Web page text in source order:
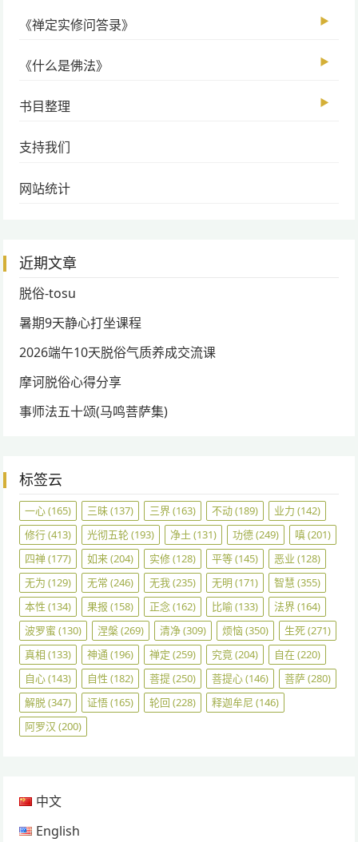
《禅定实修问答录》 ▶
《什么是佛法》 ▶
书目整理 ▶
支持我们
网站统计
近期文章
脱俗-tosu
暑期9天静心打坐课程
2026端午10天脱俗气质养成交流课
摩诃脱俗心得分享
事师法五十颂(马鸣菩萨集)
标签云
一心(165) 三昧(137) 三界(163) 不动(189) 业力 (142)
修行(413) 光彻五轮(193) 净土 (131) 功德(249) 嗔(201)
四禅(177) 如来(204) 实修(128) 平等(145) 恶业 (128)
无为 (129) 无常 (246) 无我(235) 无明 (171) 智慧 (355)
本性 (134) 果报 (158) 正念(162) 比喻(133) 法界(164)
波罗蜜 (130) 涅槃(269) 清净(309) 烦恼(350) 生死(271)
真相 (133) 神通 (196) 禅定 (259) 究竟(204) 自在(220)
自心(143) 自性 (182) 菩提(250) 菩提心(146) 菩萨(280)
解脱(347) 证悟(165) 轮回 (228) 释迦牟尼 (146)
阿罗汉 (200)
中文
English